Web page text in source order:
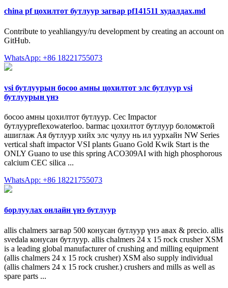
china pf цохилтот бутлуур загвар pf141511 худалдах.md
Contribute to yeahliangyy/ru development by creating an account on
GitHub.
WhatsApp: +86 18221755073
vsi бутлуурын босоо амны цохилтот элс бутлуур vsi
бутлуурын үнэ
босоо амны цохилтот бутлуур. Cec Impactor
бутлуурreflexowaterloo. barmac цохилтот бутлуур боломжтой
ашиглаж Ая бутлуур хийх элс чулуу нь ил уурхайн NW Series
vertical shaft impactor VSI plants Guano Gold Kwik Start is the
ONLY Guano to use this spring ACO309AI with high phosphorous
calcium CEC silica ...
WhatsApp: +86 18221755073
борлуулах онлайн үнэ бутлуур
allis chalmers загвар 500 конусан бутлуур үнэ авах & precio. allis
svedala конусан бутлуур. allis chalmers 24 x 15 rock crusher XSM
is a leading global manufacturer of crushing and milling equipment
(allis chalmers 24 x 15 rock crusher) XSM also supply individual
(allis chalmers 24 x 15 rock crusher.) crushers and mills as well as
spare parts ...